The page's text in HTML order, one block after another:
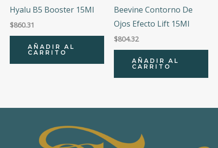
Hyalu B5 Booster 15Ml
$860.31
AÑADIR AL
CARRITO
Beevine Contorno De
Ojos Efecto Lift 15Ml
$804.32
AÑADIR AL
CARRITO